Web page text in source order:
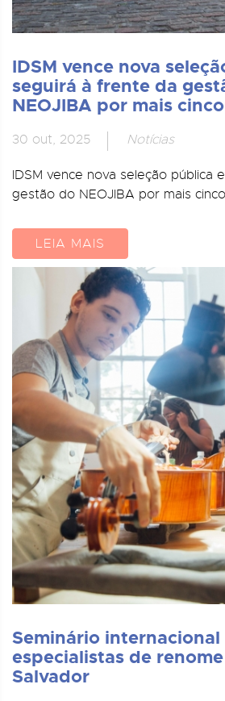
IDSM vence nova
seguirá à frente da
NEOJIBA por mais
30 out, 2025 Notícias
IDSM vence nova seleção pública
gestão do NEOJIBA por mais
LEIA MAIS
Seminário
especialistas de
Salvador